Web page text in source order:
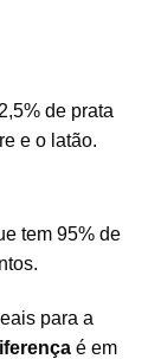
de prata
e o latão.
tem 95% de
para a
é em